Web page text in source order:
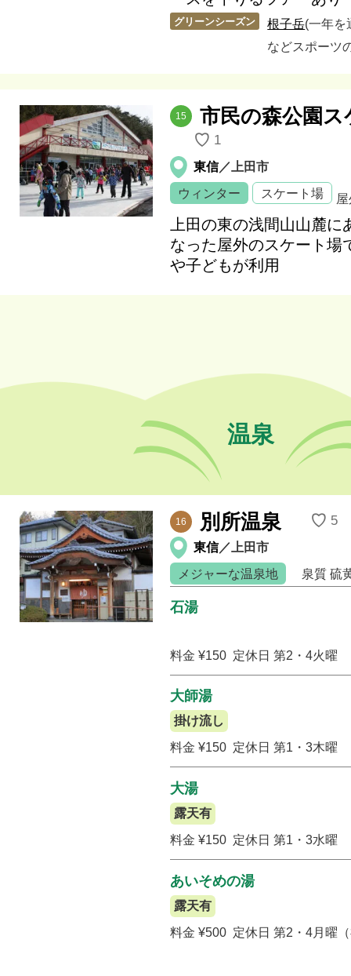
グリーンシーズン 根子岳(一年を
などスポーツ
15 市民の森公園ス
♡ 1
東信／上田市
ウィンター
スケート場
上田の東の浅間山山麓
なった屋外のスケート場
や子どもが利用
温泉
16 別所温泉 ♡ 5
東信／上田市
メジャーな温泉地
泉質硫
石湯
料金 ¥150 定休日 第2・4火曜
大師湯
掛け流し
料金 ¥150 定休日 第1・3木曜
大湯
露天有
料金 ¥150 定休日 第1・3水曜
あいそめの湯
露天有
料金 ¥500 定休日 第2・4月曜